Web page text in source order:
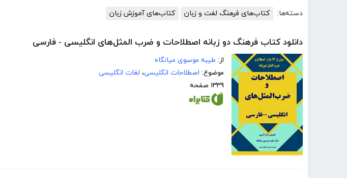
دسته‌ها: کتاب‌های فرهنگ لغت و زبان کتاب‌های آموزش زبان
دانلود کتاب فرهنگ دو زبانه اصطلاحات و ضرب المثل‌های انگلیسی - فارسی
از: طیبه موسوی میانگاه
موضوع: اصطلاحات انگلیسی، لغات انگلیسی
۱۳۳۹ صفحه